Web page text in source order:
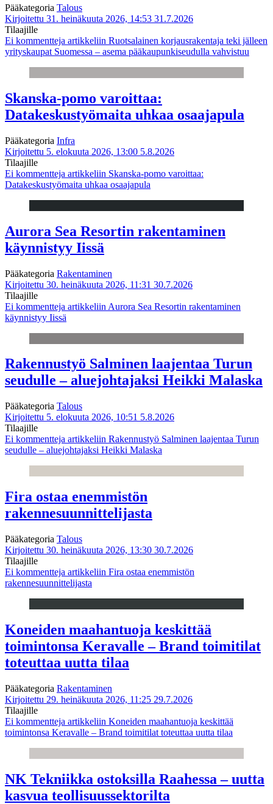
Pääkategoria Talous
Kirjoitettu 31. heinäkuuta 2026, 14:53 31.7.2026
Tilaajille
Ei kommentteja artikkeliin Ruotsalainen korjausrakentaja teki jälleen
yrityskaupat Suomessa – asema pääkaupunkiseudulla vahvistuu
Skanska-pomo varoittaa:
Datakeskustyömaita uhkaa osaajapula
Pääkategoria Infra
Kirjoitettu 5. elokuuta 2026, 13:00 5.8.2026
Tilaajille
Ei kommentteja artikkeliin Skanska-pomo varoittaa:
Datakeskustyömaita uhkaa osaajapula
Aurora Sea Resortin rakentaminen
käynnistyy Iissä
Pääkategoria Rakentaminen
Kirjoitettu 30. heinäkuuta 2026, 11:31 30.7.2026
Tilaajille
Ei kommentteja artikkeliin Aurora Sea Resortin rakentaminen
käynnistyy Iissä
Rakennustyö Salminen laajentaa Turun
seudulle – aluejohtajaksi Heikki Malaska
Pääkategoria Talous
Kirjoitettu 5. elokuuta 2026, 10:51 5.8.2026
Tilaajille
Ei kommentteja artikkeliin Rakennustyö Salminen laajentaa Turun
seudulle – aluejohtajaksi Heikki Malaska
Fira ostaa enemmistön
rakennesuunnittelijasta
Pääkategoria Talous
Kirjoitettu 30. heinäkuuta 2026, 13:30 30.7.2026
Tilaajille
Ei kommentteja artikkeliin Fira ostaa enemmistön
rakennesuunnittelijasta
Koneiden maahantuoja keskittää
toimintonsa Keravalle – Brand toimitilat
toteuttaa uutta tilaa
Pääkategoria Rakentaminen
Kirjoitettu 29. heinäkuuta 2026, 11:25 29.7.2026
Tilaajille
Ei kommentteja artikkeliin Koneiden maahantuoja keskittää
toimintonsa Keravalle – Brand toimitilat toteuttaa uutta tilaa
NK Tekniikka ostoksilla Raahessa – uutta
kasvua teollisuussektorilta